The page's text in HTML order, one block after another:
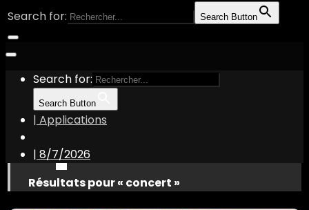
Search for: Search Button
Search for:
Search Button
| Applications
| 8/7/2026
Résultats pour « concert »